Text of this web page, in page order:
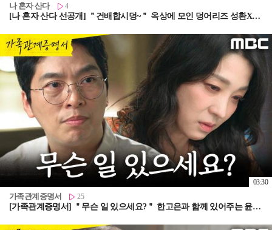
나 혼자 산다 4
[나 혼자 산다 선공개] ＂건배합시덩~＂ 옥상에 모인 덩어리즈 성환X신영X선민🍖 노릇노릇하게 익어가는 한우, MBC 260807 방송
가족관계증명서 25
[가족관계증명서] ＂무슨 일 있으세요?＂ 한고은과 함께 있어주는 윤희석, MBC 260806 방송
03:30